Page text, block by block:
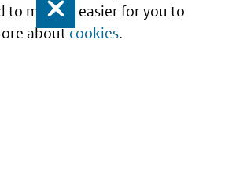
to make it easier for you to
aboutcookies.
Close